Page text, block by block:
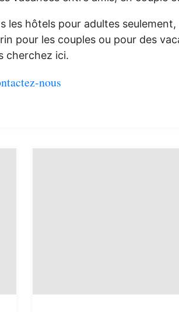
hôtels pour adultes
pour les couples ou pour des
cherchez ici.
nous